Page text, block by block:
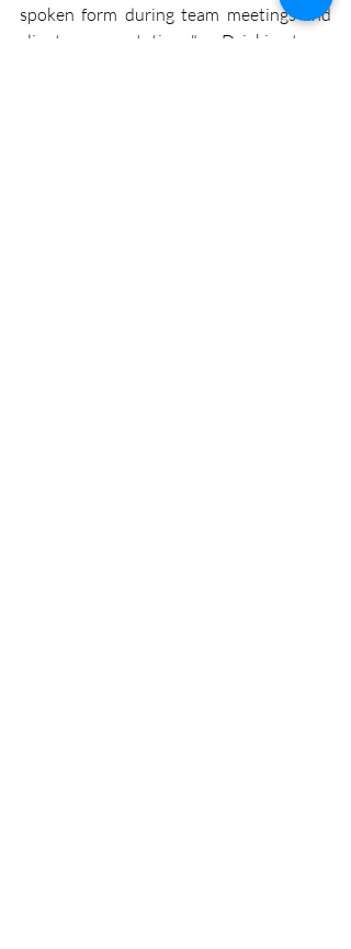
spoken form during team meetings and
client presentations." Dzięki temu